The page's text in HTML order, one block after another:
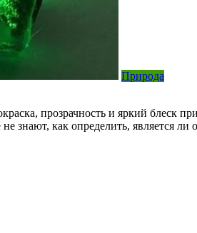
Природа
прозрачность и яркий блеск
знают, как определить, является